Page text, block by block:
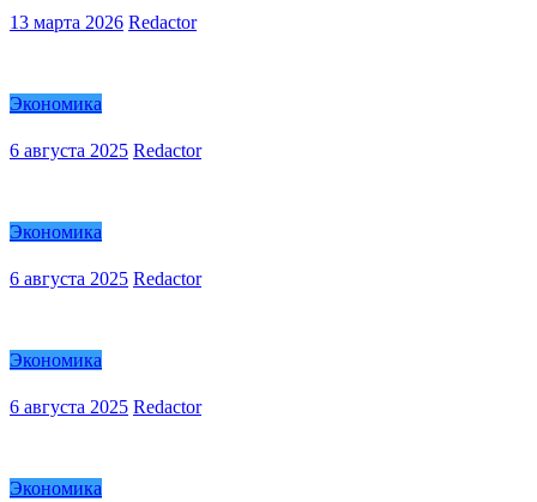
13 марта 2026 Redactor
Экономика
6 августа 2025 Redactor
Экономика
6 августа 2025 Redactor
Экономика
6 августа 2025 Redactor
Экономика